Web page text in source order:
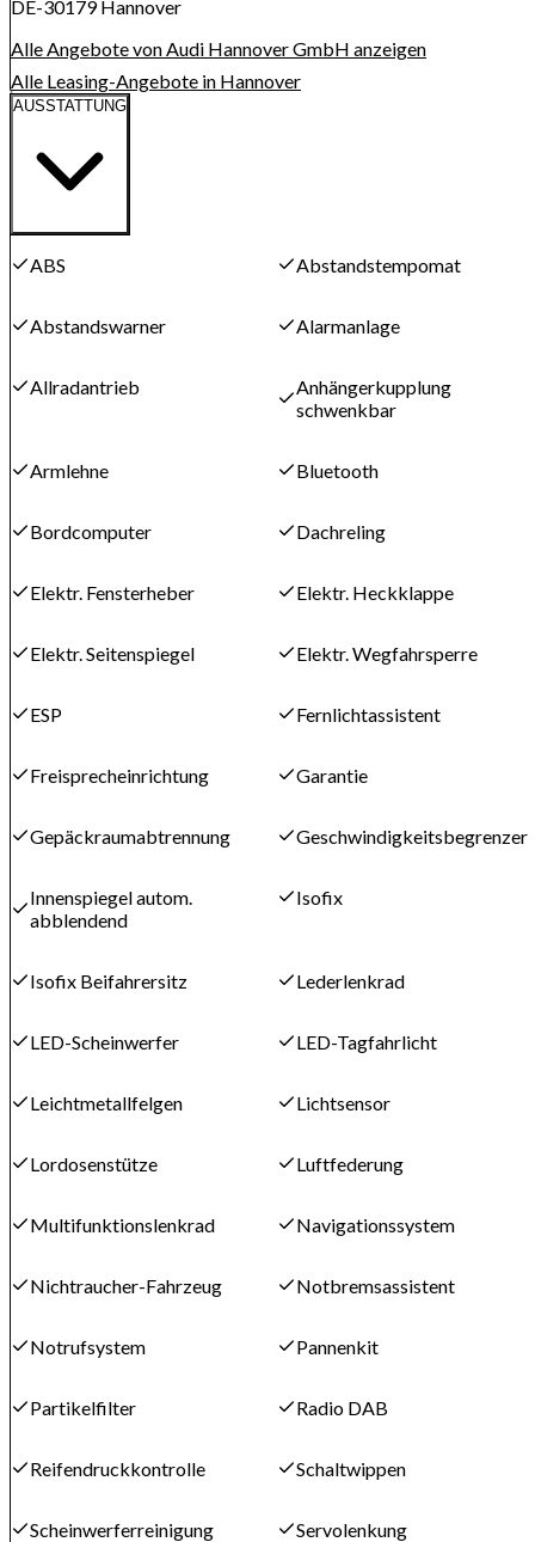
DE-30179 Hannover
Alle Angebote von Audi Hannover GmbH anzeigen
Alle Leasing-Angebote in Hannover
AUSSTATTUNG
ABS Abstandstempomat
Abstandswarner Alarmanlage
Allradantrieb
Anhängerkupplung
schwenkbar
Armlehne Bluetooth
Bordcomputer Dachreling
Elektr. Fensterheber Elektr. Heckklappe
Elektr. Seitenspiegel Elektr. Wegfahrsperre
ESP Fernlichtassistent
Freisprecheinrichtung Garantie
Gepäckraumabtrennung Geschwindigkeitsbegrenzer
Innenspiegel autom.
abblendend
Isofix
Isofix Beifahrersitz Lederlenkrad
LED-Scheinwerfer LED-Tagfahrlicht
Leichtmetallfelgen Lichtsensor
Lordosenstütze Luftfederung
Multifunktionslenkrad Navigationssystem
Nichtraucher-Fahrzeug Notbremsassistent
Notrufsystem Pannenkit
Partikelfilter Radio DAB
Reifendruckkontrolle Schaltwippen
Scheinwerferreinigung Servolenkung